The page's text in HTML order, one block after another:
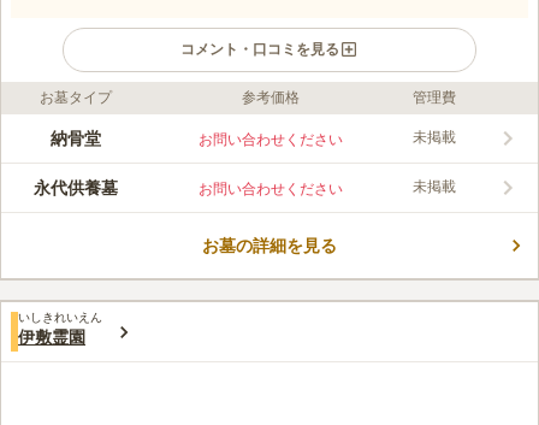
コメント・口コミを見る
ライフドット編集部のコメント
城山やすらぎ霊園は、見晴らしのよい高台にある室内納骨堂で
ピッタリです。 永代に渡って使用することができるので、お墓
の継承者が居ない方でも安らかに眠れます。 年中無休でAM9:00
ー設計なので、ベビーカーをご利用の方や車椅子の方でも安心で
この霊園はまだ誰からも評価されていません。
お墓タイプ 参考価格 管理費
納骨堂 お問い合わせください 未掲載
永代供養墓 お問い合わせください 未掲載
お墓の詳細を見る
いしきれいえん
伊敷霊園